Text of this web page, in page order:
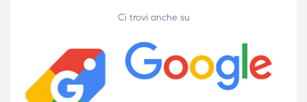
Ci trovi anche su